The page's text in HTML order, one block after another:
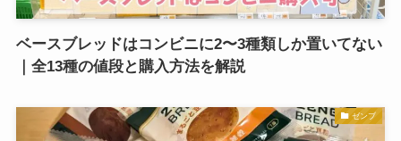
ベースブレッドはコンビニに2〜3種類しか置いてない
｜全13種の値段と購入方法を解説
ゼンブ